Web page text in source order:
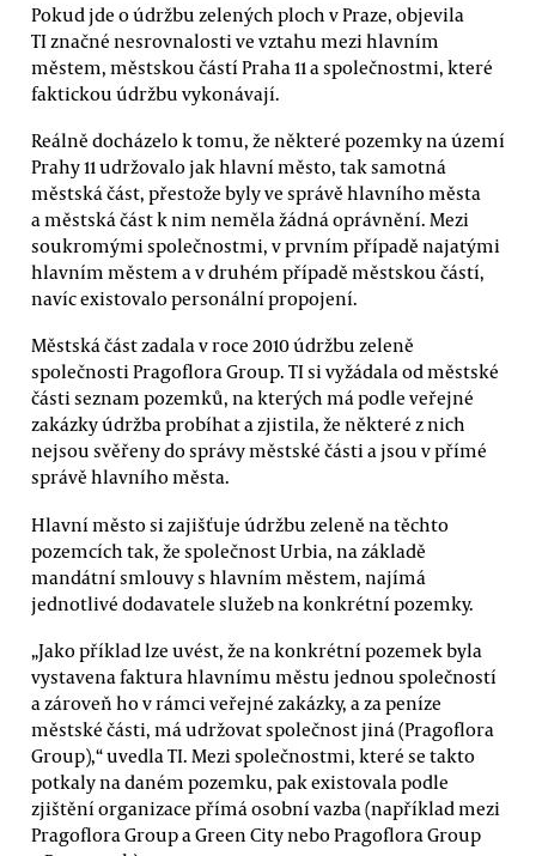
Pokud jde o údržbu zelených ploch v Praze, objevila
TI značné nesrovnalosti ve vztahu mezi hlavním
městem, městskou částí Praha 11 a společnostmi, které
faktickou údržbu vykonávají.
Reálně docházelo k tomu, že některé pozemky na území
Prahy 11 udržovalo jak hlavní město, tak samotná
městská část, přestože byly ve správě hlavního města
a městská část k nim neměla žádná oprávnění. Mezi
soukromými společnostmi, v prvním případě najatými
hlavním městem a v druhém případě městskou částí,
navíc existovalo personální propojení.
Městská část zadala v roce 2010 údržbu zeleně
společnosti Pragoflora Group. TI si vyžádala od městské
části seznam pozemků, na kterých má podle veřejné
zakázky údržba probíhat a zjistila, že některé z nich
nejsou svěřeny do správy městské části a jsou v přímé
správě hlavního města.
Hlavní město si zajišťuje údržbu zeleně na těchto
pozemcích tak, že společnost Urbia, na základě
mandátní smlouvy s hlavním městem, najímá
jednotlivé dodavatele služeb na konkrétní pozemky.
„Jako příklad lze uvést, že na konkrétní pozemek byla
vystavena faktura hlavnímu městu jednou společností
a zároveň ho v rámci veřejné zakázky, a za peníze
městské části, má udržovat společnost jiná (Pragoflora
Group),“ uvedla TI. Mezi společnostmi, které se takto
potkaly na daném pozemku, pak existovala podle
zjištění organizace přímá osobní vazba (například mezi
Pragoflora Group a Green City nebo Pragoflora Group